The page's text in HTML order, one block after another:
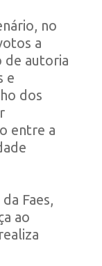
no
a
de autoria
e
dos
entre a
Faes,
ao